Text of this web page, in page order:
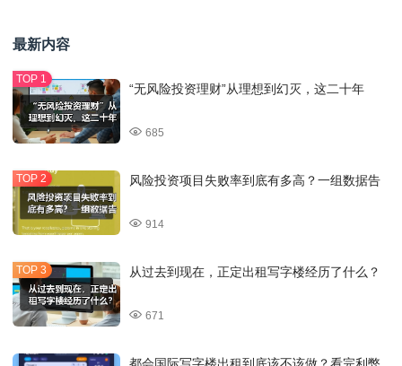
最新内容
“无风险投资理财”从理想到幻灭，这二十年
685
风险投资项目失败率到底有多高？一组数据告
914
从过去到现在，正定出租写字楼经历了什么？
671
都会国际写字楼出租到底该不该做？看完利弊